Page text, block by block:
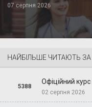
07 серпня 2026
НАЙБІЛЬШЕ ЧИТАЮТЬ
5388
Офіційний
02 серпня 2026